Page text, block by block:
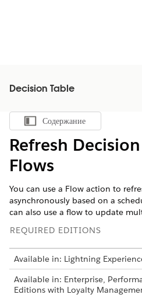
Decision Table
Показать содержание
Содержание
Refresh
Flows
You can use a Flow action to
asynchronously based on a
can also use a flow to update
REQUIRED EDITIONS
Available in: Lightning
Available in: Enterprise,
Editions with Loyalty